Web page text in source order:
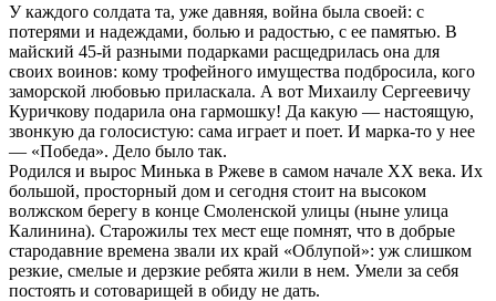
У каждого солдата та, уже давняя, война была своей: с
потерями и надеждами, болью и радостью, с ее памятью. В
майский 45-й разными подарками расщедрилась она для
своих воинов: кому трофейного имущества подбросила, кого
заморской любовью приласкала. А вот Михаилу Сергеевичу
Куричкову подарила она гармошку! Да какую — настоящую,
звонкую да голосистую: сама играет и поет. И марка-то у нее
— «Победа». Дело было так.
Родился и вырос Минька в Ржеве в самом начале ХХ века. Их
большой, просторный дом и сегодня стоит на высоком
волжском берегу в конце Смоленской улицы (ныне улица
Калинина). Старожилы тех мест еще помнят, что в добрые
стародавние времена звали их край «Облупой»: уж слишком
резкие, смелые и дерзкие ребята жили в нем. Умели за себя
постоять и сотоварищей в обиду не дать.